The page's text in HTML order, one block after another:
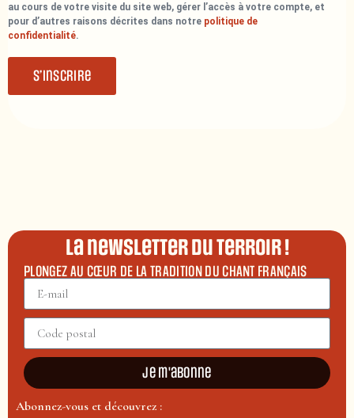
au cours de votre visite du site web, gérer l’accès à votre compte, et
pour d’autres raisons décrites dans notre politique de
confidentialité.
S’inscrire
La newsletter du terroir !
PLONGEZ AU CŒUR DE LA TRADITION DU CHANT FRANÇAIS
Je m'abonne
Abonnez-vous et découvrez :